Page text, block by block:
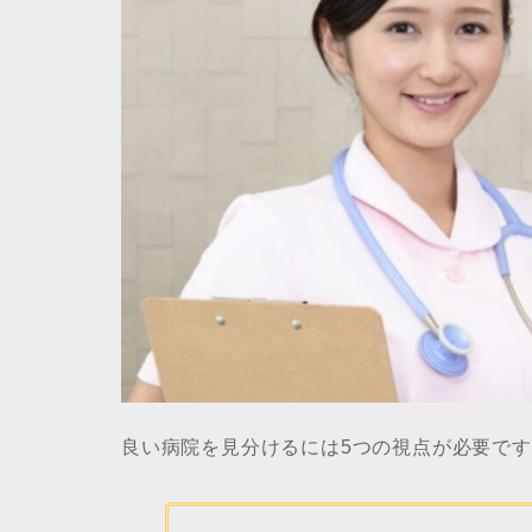
良い病院を見分けるには5つの視点が必要で